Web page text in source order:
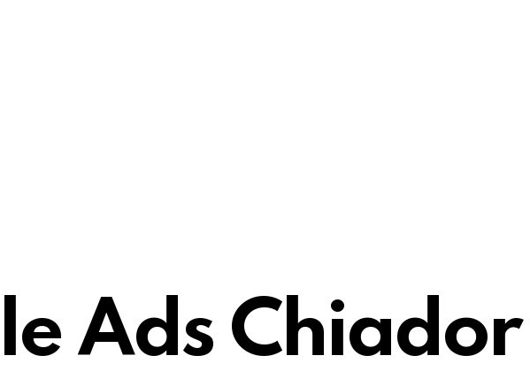
Ads Chiador